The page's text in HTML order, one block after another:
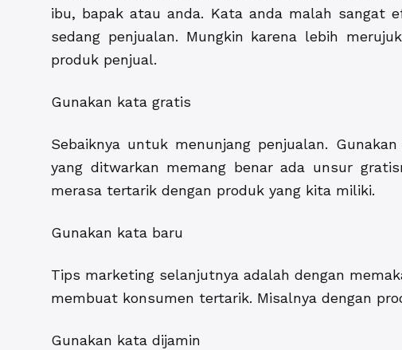
ibu, bapak atau anda. Kata anda malah sangat
sedang penjualan. Mungkin karena lebih
produk penjual.
Gunakan kata gratis
Sebaiknya untuk menunjang penjualan.
yang ditwarkan memang benar ada unsur
merasa tertarik dengan produk yang kita miliki.
Gunakan kata baru
Tips marketing selanjutnya adalah dengan
membuat konsumen tertarik. Misalnya dengan
Gunakan kata dijamin